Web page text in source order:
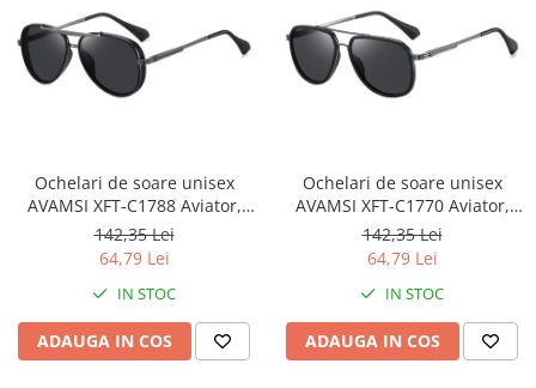
Ochelari de soare unisex
AVAMSI XFT-C1788 Aviator,
Polarizati, Negru
142,35 Lei
64,79 Lei
IN STOC
ADAUGA IN COS
Ochelari de soare unisex
AVAMSI XFT-C1770 Aviator,
Polarizati, Negru
142,35 Lei
64,79 Lei
IN STOC
ADAUGA IN COS